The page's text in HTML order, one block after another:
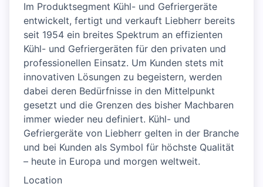
Im Produktsegment Kühl- und Gefriergeräte
entwickelt, fertigt und verkauft Liebherr bereits
seit 1954 ein breites Spektrum an effizienten
Kühl- und Gefriergeräten für den privaten und
professionellen Einsatz. Um Kunden stets mit
innovativen Lösungen zu begeistern, werden
dabei deren Bedürfnisse in den Mittelpunkt
gesetzt und die Grenzen des bisher Machbaren
immer wieder neu definiert. Kühl- und
Gefriergeräte von Liebherr gelten in der Branche
und bei Kunden als Symbol für höchste Qualität
– heute in Europa und morgen weltweit.​
Location